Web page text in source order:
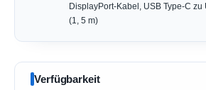
DisplayPort-Kabel, USB Type-C zu
(1, 5 m)
Verfügbarkeit